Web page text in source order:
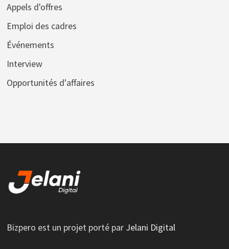
Appels d'offres
Emploi des cadres
Événements
Interview
Opportunités d'affaires
Bizpero est un projet porté par Jelani Digital